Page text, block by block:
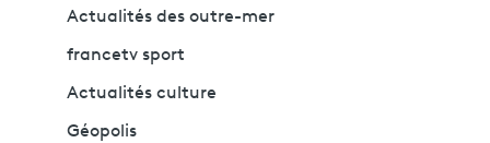
Actualités des outre-mer
francetv sport
Actualités culture
Géopolis